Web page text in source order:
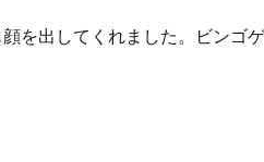
を出してくれました。ビン